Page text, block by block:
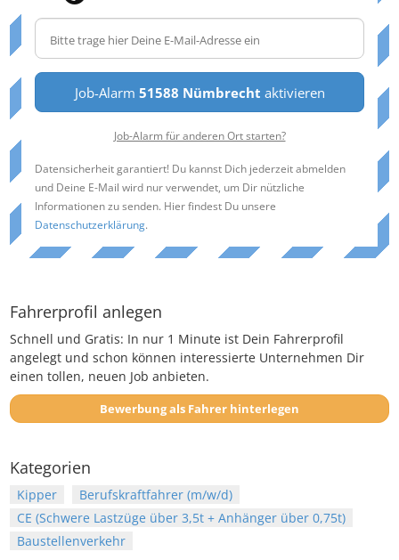
Job-Alarm 51588 Nümbrecht aktivieren
Job-Alarm für anderen Ort starten?
Datensicherheit garantiert! Du kannst Dich jederzeit abmelden
und Deine E-Mail wird nur verwendet, um Dir nützliche
Informationen zu senden. Hier findest Du unsere
Datenschutzerklärung.
Fahrerprofil anlegen
Schnell und Gratis: In nur 1 Minute ist Dein Fahrerprofil
angelegt und schon können interessierte Unternehmen Dir
einen tollen, neuen Job anbieten.
Bewerbung als Fahrer hinterlegen
Kategorien
Kipper
Berufskraftfahrer (m/w/d)
CE (Schwere Lastzüge über 3,5t + Anhänger über 0,75t)
Baustellenverkehr